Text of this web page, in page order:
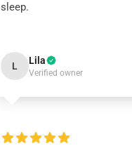
sleep.
L Lila
Verified owner